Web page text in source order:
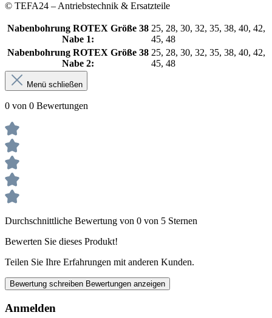
© TEFA24 – Antriebstechnik & Ersatzteile
Nabenbohrung ROTEX Größe 38
Nabe 1:
25, 28, 30, 32, 35, 38, 40, 42,
45, 48
Nabenbohrung ROTEX Größe 38
Nabe 2:
25, 28, 30, 32, 35, 38, 40, 42,
45, 48
Menü schließen
0 von 0 Bewertungen
Durchschnittliche Bewertung von 0 von 5 Sternen
Bewerten Sie dieses Produkt!
Teilen Sie Ihre Erfahrungen mit anderen Kunden.
Bewertung schreiben Bewertungen anzeigen
Anmelden